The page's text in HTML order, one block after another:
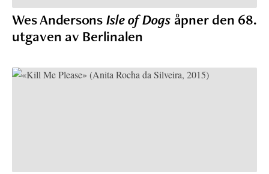
Wes AndersonsIsle of Dogsåpner den 68.
utgaven av Berlinalen